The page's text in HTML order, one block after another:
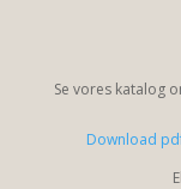
Se vores katalog
Download